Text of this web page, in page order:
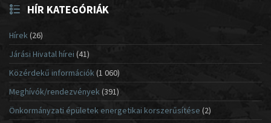
HÍR KATEGÓRIÁK
Hírek(26)
Járási Hivatal hírei (41)
Közérdekű információk(1 060)
Meghívók/rendezvények (391)
Önkormányzati épületek energetikai korszerűsítése (2)